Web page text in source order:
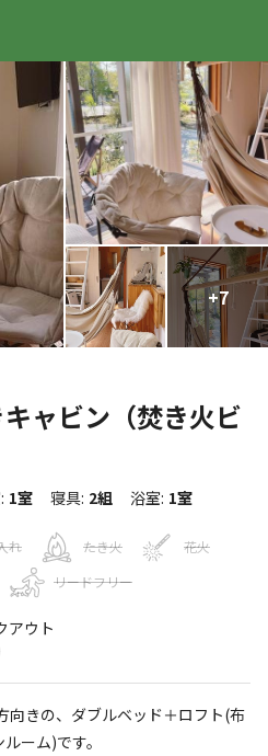
+7
ャビン（焚き火ビ
: 1室 寝具: 2組 浴室: 1室
れ たき火
花火
リードフリー
アウト
向きの、ダブルベッド＋ロフト(布
ーム)です。
+26
湖村山中865-289
をご確認ください。